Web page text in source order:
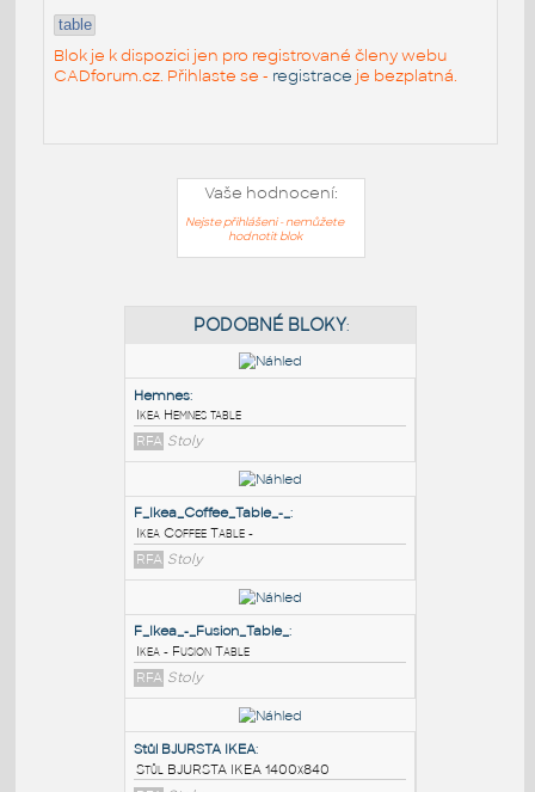
table
Blok je k dispozici jen pro registrované členy webu
CADforum.cz. Přihlaste se - registrace je bezplatná.
Vaše hodnocení:
Nejste přihlášeni - nemůžete
hodnotit blok
PODOBNÉ BLOKY
Ikea Hemnes table
RFA Stoly
F_Ikea_Coffee_Table_-_:
Ikea Coffee Table -
RFA Stoly